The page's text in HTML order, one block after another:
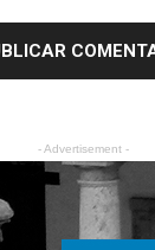
- Advertisement -